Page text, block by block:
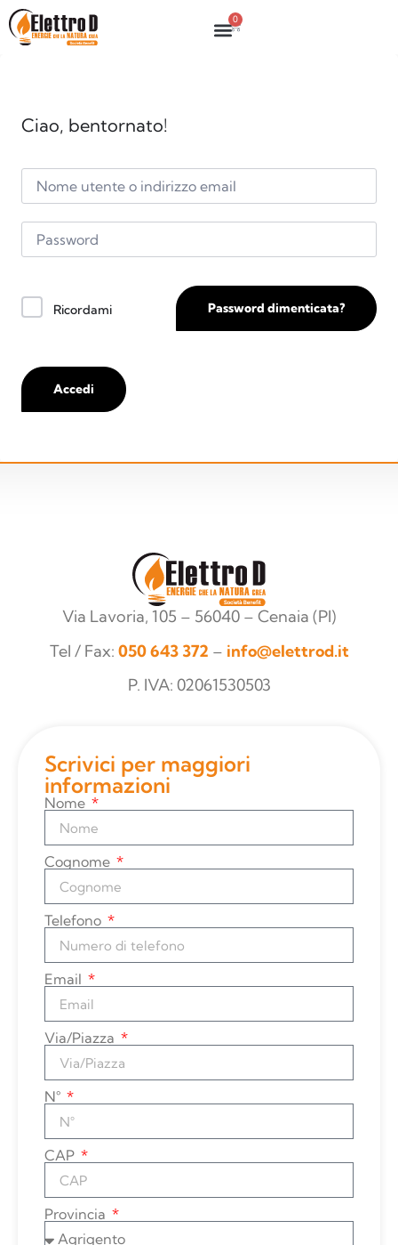
0
Ciao, bentornato!
Ricordami Password dimenticata?
Accedi
Via Lavoria, 105 – 56040 – Cenaia (PI)
Tel / Fax: 050 643 372 – info@elettrod.it
P. IVA: 02061530503
Scrivici per maggiori
informazioni
Nome
Cognome
Telefono
Email
Via/Piazza
N°
CAP
Provincia